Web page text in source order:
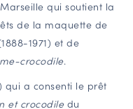
qui soutient la
de la maquette de
1971) et de
crocodile.
qui a consenti le prêt
et crocodiledu